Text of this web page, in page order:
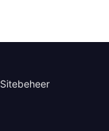
Sitebeheer